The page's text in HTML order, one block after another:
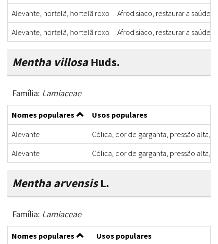
Alevante, hortelã, hortelã roxo
Afrodisíaco, restaurar a saúde,
Alevante, hortelã, hortelã roxo
Afrodisíaco, restaurar a saúde,
Mentha villosaHuds.
Família: Lamiaceae
Nomes populares
Usos populares
Alevante
Cólica, dor de garganta, pressão alta,
Alevante
Cólica, dor de garganta, pressão alta,
Mentha arvensisL.
Família: Lamiaceae
Nomes populares
Usos populares